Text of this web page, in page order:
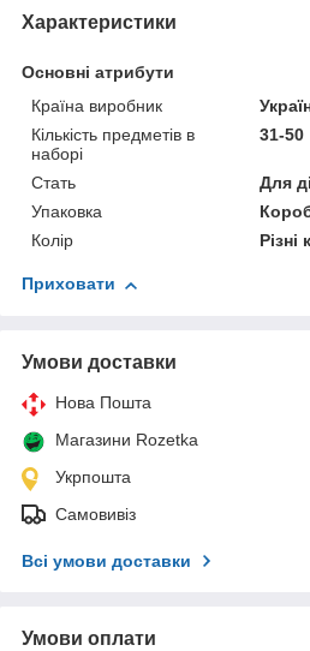
Характеристики
Основні атрибути
Країна виробник
Кількість предметів в
наборі
31-50
Стать
Для
Упаковка
Колір
Приховати
Умови доставки
Нова Пошта
Магазини Rozetka
Укрпошта
Самовивіз
Всі умови доставки
Умови оплати